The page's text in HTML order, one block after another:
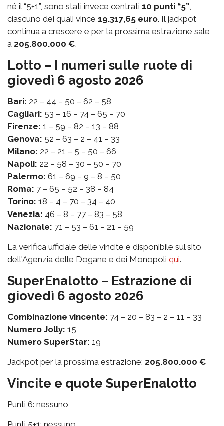
né il “5+1”, sono stati invece centrati 10 punti “5”
ciascuno dei quali vince 19.317,65 euro. Il jackpot
continua a crescere e per la prossima estrazione sale
a 205.800.000 €.
Lotto – I numeri sulle ruote di
giovedì 6 agosto 2026
Bari: 22 – 44 – 50 – 62 – 58
Cagliari: 53 – 16 – 74 – 65 – 70
Firenze: 1 – 59 – 82 – 13 – 88
Genova: 52 – 63 – 2 – 41 – 33
Milano: 22 – 21 – 5 – 50 – 66
Napoli: 22 – 58 – 30 – 50 – 70
Palermo: 61 – 69 – 9 – 8 – 50
Roma: 7 – 65 – 52 – 38 – 84
Torino: 18 – 4 – 70 – 34 – 40
Venezia: 46 – 8 – 77 – 83 – 58
Nazionale: 71 – 53 – 61 – 21 – 59
La verifica ufficiale delle vincite è disponibile sul sito
dell'Agenzia delle Dogane e dei Monopoli qui.
SuperEnalotto – Estrazione di
giovedì 6 agosto 2026
Combinazione vincente: 74 – 20 – 83 – 2 – 11 – 33
Numero Jolly: 15
Numero SuperStar: 19
Jackpot per la prossima estrazione: 205.800.000 €
Vincite e quote SuperEnalotto
Punti 6: nessuno